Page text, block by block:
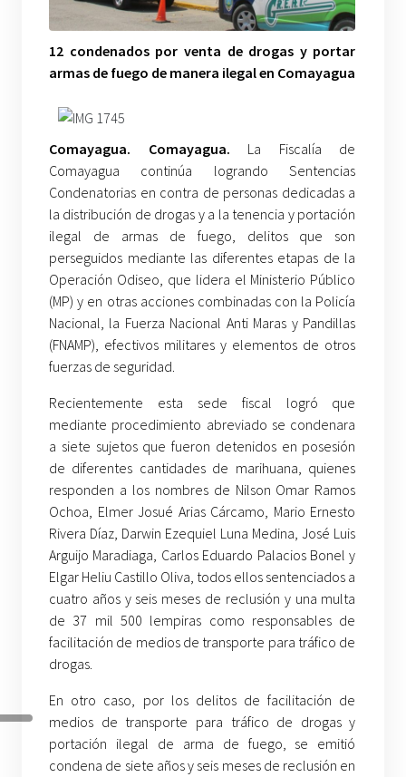
12 condenados por venta de drogas y portar
armas de fuego de manera ilegal en Comayagua
Comayagua. Comayagua. La Fiscalía de
Comayagua continúa logrando Sentencias
Condenatorias en contra de personas dedicadas a
la distribución de drogas y a la tenencia y portación
ilegal de armas de fuego, delitos que son
perseguidos mediante las diferentes etapas de la
Operación Odiseo, que lidera el Ministerio Público
(MP) y en otras acciones combinadas con la Policía
Nacional, la Fuerza Nacional Anti Maras y Pandillas
(FNAMP), efectivos militares y elementos de otros
fuerzas de seguridad.
Recientemente esta sede fiscal logró que
mediante procedimiento abreviado se condenara
a siete sujetos que fueron detenidos en posesión
de diferentes cantidades de marihuana, quienes
responden a los nombres de Nilson Omar Ramos
Ochoa, Elmer Josué Arias Cárcamo, Mario Ernesto
Rivera Díaz, Darwin Ezequiel Luna Medina, José Luis
Arguijo Maradiaga, Carlos Eduardo Palacios Bonel y
Elgar Heliu Castillo Oliva, todos ellos sentenciados a
cuatro años y seis meses de reclusión y una multa
de 37 mil 500 lempiras como responsables de
facilitación de medios de transporte para tráfico de
drogas.
En otro caso, por los delitos de facilitación de
medios de transporte para tráfico de drogas y
portación ilegal de arma de fuego, se emitió
condena de siete años y seis meses de reclusión en